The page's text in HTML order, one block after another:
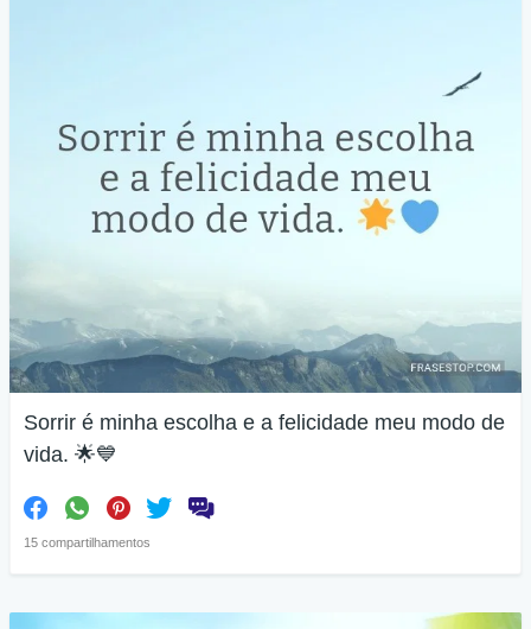
Sorrir é minha escolha e a felicidade meu modo de
vida. 🌟💙
15 compartilhamentos